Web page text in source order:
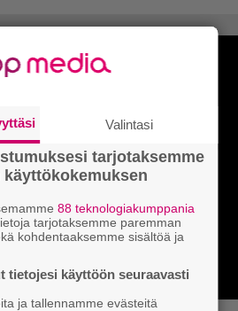
Valintasi
tarjotaksemme
88 teknologiakumppania
tarjotaksemme paremman
kohdentaaksemme sisältöä ja
tietojesi käyttöön seuraavasti
ja tallennamme evästeitä